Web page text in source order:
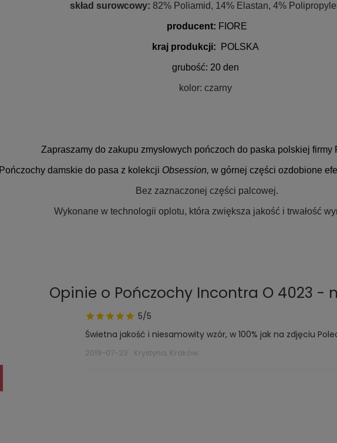
skład surowcowy: 82% Poliamid, 14% Elastan, 4%
producent: FIORE
kraj produkcji: POLSKA
grubość: 20 den
kolor: czarny
Zapraszamy do zakupu zmysłowych pończoch do paska polskiej firmy
Pończochy damskie do pasa z kolekcji Obsession, w górnej części ozdobione
Bez zaznaczonej części palcowej.
Wykonane w technologii oplotu, która zwiększa jakość i trwałość
Opinie o Pończochy Incontra O 4023 -
5/5
Świetna jakość i niesamowity wzór, w 100% jak na zdjęciu
2019-07-23 Krystyna, Kraków